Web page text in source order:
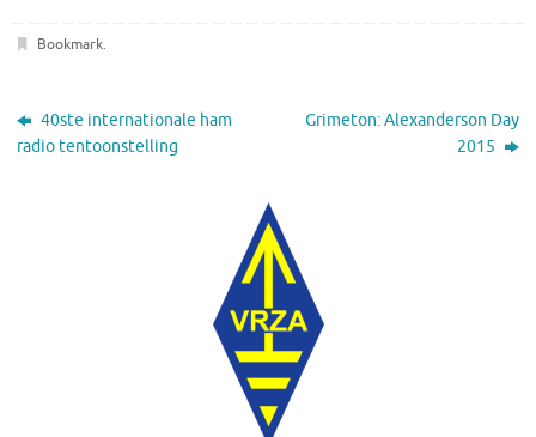
Bookmark.
40ste internationale ham
radio tentoonstelling
Grimeton: Alexanderson Day
2015